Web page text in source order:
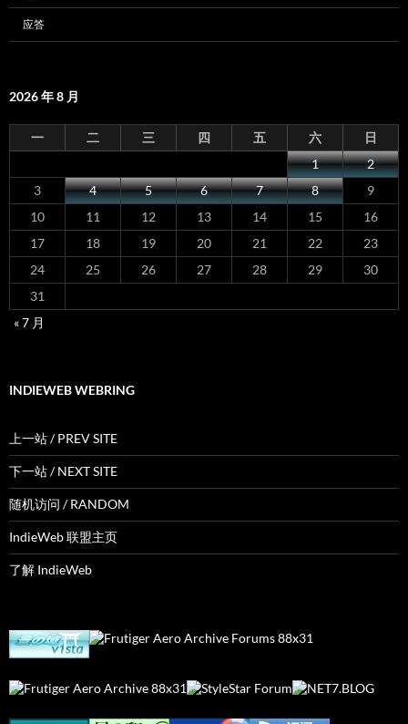
应答
2026 年 8 月
一 二 三 四 五 六
日
1
2
3
4 5 6 7 8
9
10
11 12 13 14 15
16
17
18 19 20 21 22
23
24
25 26 27 28 29
30
31
« 7 月
INDIEWEB WEBRING
上一站 / PREV SITE
下一站 / NEXT SITE
随机访问 / RANDOM
IndieWeb 联盟主页
了解 IndieWeb